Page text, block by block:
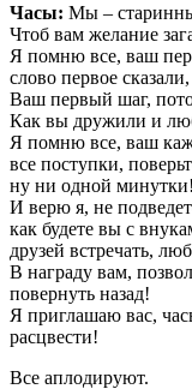
Часы: Мы –
Чтоб вам желание
Я помню все, ваш
слово первое
Ваш первый шаг,
Как вы дружили и
Я помню все, ваш
все поступки,
ну ни одной минутки!
И верю я, не
как будете вы с
друзей встречать,
В награду вам,
повернуть назад!
Я приглашаю вас,
расцвести!
Все аплодируют.